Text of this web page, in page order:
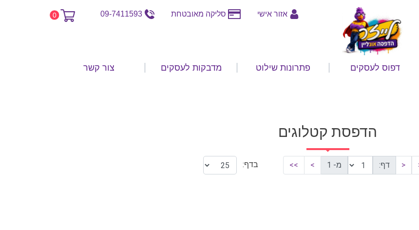
אזור אישי סליקה מאובטחת 09-7411593
0
דפוס לעסקים פתרונות שילוט מדבקות לעסקים צור קשר
הדפסת קטלוגים
< דף: מ- 1 >
>> בדף: